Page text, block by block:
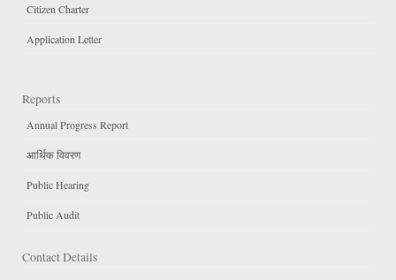
Citizen Charter
Application Letter
Reports
Annual Progress Report
आर्थिक विवरण
Public Hearing
Public Audit
Contact Details